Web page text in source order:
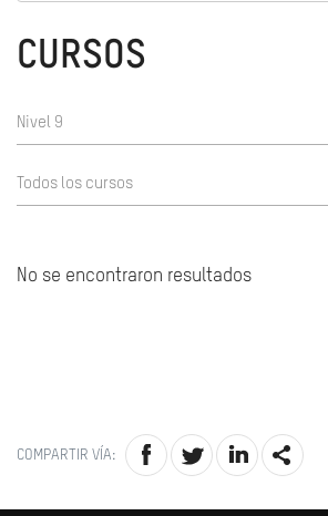
CURSOS
Nivel 9
Todos los cursos
No se encontraron resultados
COMPARTIR VÍA: